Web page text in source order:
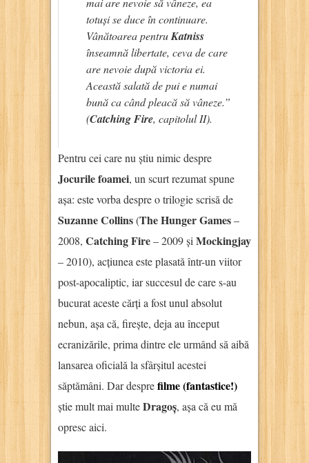
totuși se duce în continuare.
Vânătoarea pentruKatniss
înseamnă libertate, ceva de care
are nevoie după victoria ei.
Această salată de pui e numai
bună ca când pleacă să vâneze.”
(Catching Fire, capitolul II).
Pentru cei care nu știu nimic despre
Jocurile foamei, un scurt rezumat spune
așa: este vorba despre o trilogie scrisă de
Suzanne Collins(The Hunger Games–
2008, Catching Fire– 2009 și Mockingjay
– 2010), acțiunea este plasată într-un viitor
post-apocaliptic, iar succesul de care s-au
bucurat aceste cărți a fost unul absolut
nebun, așa că, firește, deja au început
ecranizările, prima dintre ele urmând să aibă
lansarea oficială la sfârșitul acestei
săptămâni. Dar desprefilme (fantastice!)
știe mult mai multeDragoș, așa că eu mă
opresc aici.